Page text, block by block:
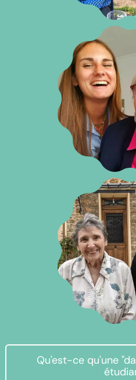
Qu'est-ce qu'une